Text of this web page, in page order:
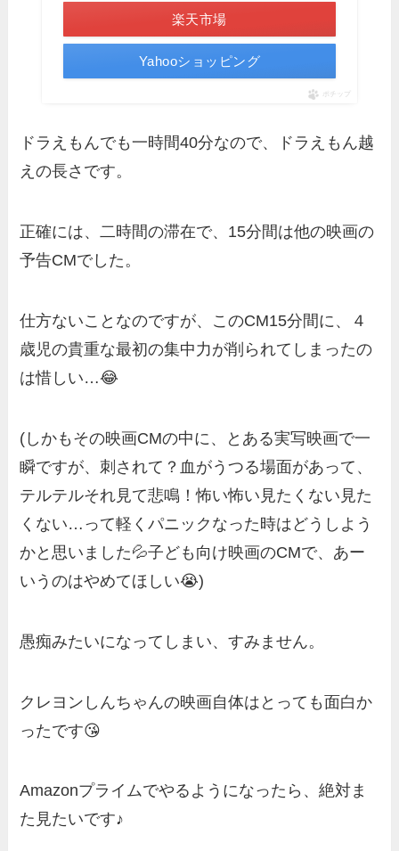
楽天市場
Yahooショッピング
ポチップ
ドラえもんでも一時間40分なので、ドラえもん越
えの長さです。
正確には、二時間の滞在で、15分間は他の映画の
予告CMでした。
仕方ないことなのですが、このCM15分間に、４
歳児の貴重な最初の集中力が削られてしまったの
は惜しい…😂
(しかもその映画CMの中に、とある実写映画で一
瞬ですが、刺されて？血がうつる場面があって、
テルテルそれ見て悲鳴！怖い怖い見たくない見た
くない…って軽くパニックなった時はどうしよう
かと思いました💦子ども向け映画のCMで、あー
いうのはやめてほしい😭)
愚痴みたいになってしまい、すみません。
クレヨンしんちゃんの映画自体はとっても面白か
ったです😘
Amazonプライムでやるようになったら、絶対ま
た見たいです♪